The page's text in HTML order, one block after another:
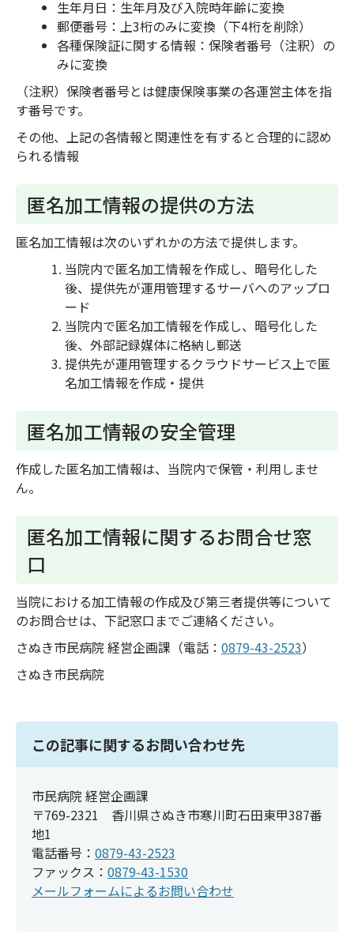
生年月日：生年月及び入院時年齢に変換
郵便番号：上3桁のみに変換（下4桁を削除）
各種保険証に関する情報：保険者番号（注釈）の
みに変換
（注釈）保険者番号とは健康保険事業の各運営主体を指
す番号です。
その他、上記の各情報と関連性を有すると合理的に認め
られる情報
匿名加工情報の提供の方法
匿名加工情報は次のいずれかの方法で提供します。
当院内で匿名加工情報を作成し、暗号化した
後、提供先が運用管理するサーバへのアップロ
ード
当院内で匿名加工情報を作成し、暗号化した
後、外部記録媒体に格納し郵送
提供先が運用管理するクラウドサービス上で匿
名加工情報を作成・提供
匿名加工情報の安全管理
作成した匿名加工情報は、当院内で保管・利用しませ
ん。
匿名加工情報に関するお問合せ窓
口
当院における加工情報の作成及び第三者提供等について
のお問合せは、下記窓口までご連絡ください。
さぬき市民病院 経営企画課（電話： 0879-43-2523）
さぬき市民病院
この記事に関するお問い合わせ先
市民病院 経営企画課
〒769-2321 香川県さぬき市寒川町石田東甲387番
地1
電話番号： 0879-43-2523
ファックス： 0879-43-1530
メールフォームによるお問い合わせ